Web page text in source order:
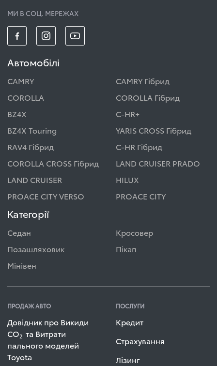
МИ В СОЦ. МЕРЕЖАХ
Автомобілі
CAMRY
CAMRY Гібрид
COROLLA
COROLLA Гібрид
BZ4X
C-HR+
BZ4X Touring
YARIS CROSS Гібрид
RAV4 Гібрид
C-HR Гібрид
COROLLA CROSS Гібрид
LAND CRUISER PRADO
LAND CRUISER
HILUX
PROACE CITY VERSO
PROACE CITY
Категорії
Седан
Кросовер
Позашляховик
Пікап
Мінівен
ПРОДАЖ АВТО
Довідник про Викиди
СО2 та Витрати
пального моделей
Toyota
ПОСЛУГИ
Кредит
Страхування
Лізинг